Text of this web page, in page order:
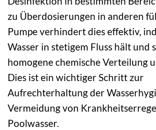
zu Überdosierungen in anderen
Pumpe verhindert dies effektiv,
Wasser in stetigem Fluss hält und
homogene chemische Verteilung
Dies ist ein wichtiger Schritt zur
Aufrechterhaltung der
Vermeidung von
Poolwasser.